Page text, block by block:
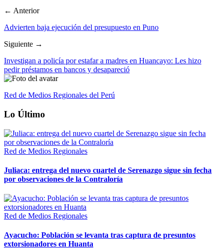
← Anterior
Advierten baja ejecución del presupuesto en Puno
Siguiente →
Investigan a policía por estafar a madres en Huancayo: Les hizo
pedir préstamos en bancos y desapareció
Red de Medios Regionales del Perú
Lo Último
Red de Medios Regionales
Juliaca: entrega del nuevo cuartel de Serenazgo sigue sin fecha
por observaciones de la Contraloría
Red de Medios Regionales
Ayacucho: Población se levanta tras captura de presuntos
extorsionadores en Huanta